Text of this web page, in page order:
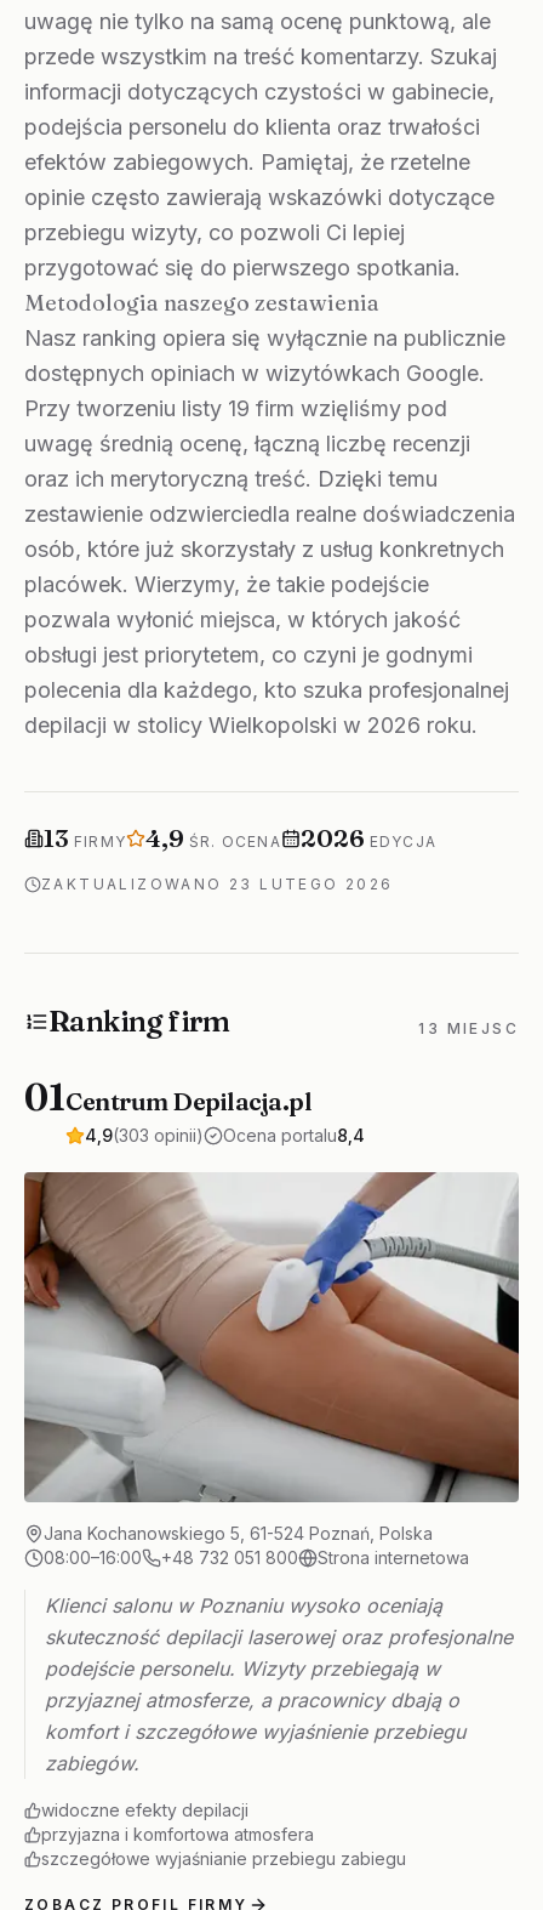
uwagę nie tylko na samą ocenę punktową, ale
przede wszystkim na treść komentarzy. Szukaj
informacji dotyczących czystości w gabinecie,
podejścia personelu do klienta oraz trwałości
efektów zabiegowych. Pamiętaj, że rzetelne
opinie często zawierają wskazówki dotyczące
przebiegu wizyty, co pozwoli Ci lepiej
przygotować się do pierwszego spotkania.
Metodologia naszego zestawienia
Nasz ranking opiera się wyłącznie na publicznie
dostępnych opiniach w wizytówkach Google.
Przy tworzeniu listy 19 firm wzięliśmy pod
uwagę średnią ocenę, łączną liczbę recenzji
oraz ich merytoryczną treść. Dzięki temu
zestawienie odzwierciedla realne doświadczenia
osób, które już skorzystały z usług konkretnych
placówek. Wierzymy, że takie podejście
pozwala wyłonić miejsca, w których jakość
obsługi jest priorytetem, co czyni je godnymi
polecenia dla każdego, kto szuka profesjonalnej
depilacji w stolicy Wielkopolski w 2026 roku.
Firm w rankingu
13 FIRMYŚrednia ocena
4,9 ŚR. OCENARok edycji
2026 EDYCJA
ZAKTUALIZOWANO 23 LUTEGO 2026
Ranking firm 13 MIEJSC
01Centrum Depilacja.pl
4,9(303 opinii) Ocena portalu8,4
Jana Kochanowskiego 5, 61-524 Poznań, Polska
08:00–16:00
+48 732 051 800 Strona internetowa
Klienci salonu w Poznaniu wysoko oceniają
skuteczność depilacji laserowej oraz profesjonalne
podejście personelu. Wizyty przebiegają w
przyjaznej atmosferze, a pracownicy dbają o
komfort i szczegółowe wyjaśnienie przebiegu
zabiegów.
widoczne efekty depilacji
przyjazna i komfortowa atmosfera
szczegółowe wyjaśnianie przebiegu zabiegu
ZOBACZ PROFIL FIRMY